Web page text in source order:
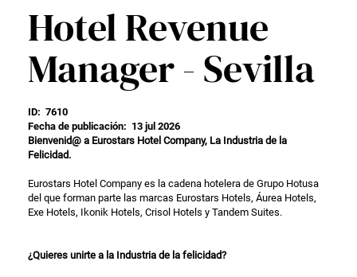
Hotel Revenue
Manager - Sevilla
ID: 7610
Fecha de publicación: 13 jul 2026
Bienvenid@ a Eurostars Hotel Company, La Industria de la
Felicidad.
Eurostars Hotel Company es la cadena hotelera de Grupo Hotusa
del que forman parte las marcas Eurostars Hotels, Áurea Hotels,
Exe Hotels, Ikonik Hotels, Crisol Hotels y Tandem Suites.
¿Quieres unirte a la Industria de la felicidad?